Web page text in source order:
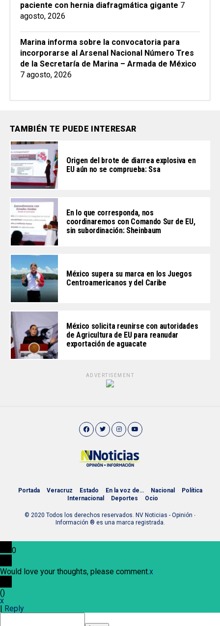
paciente con hernia diafragmática gigante 7
agosto, 2026
Marina informa sobre la convocatoria para
incorporarse al Arsenal Nacional Número Tres
de la Secretaría de Marina – Armada de México
7 agosto, 2026
TAMBIÉN TE PUEDE INTERESAR
Origen del brote de diarrea explosiva en
EU aún no se comprueba: Ssa
En lo que corresponda, nos
coordinaremos con Comando Sur de EU,
sin subordinación: Sheinbaum
México supera su marca en los Juegos
Centroamericanos y del Caribe
México solicita reunirse con autoridades
de Agricultura de EU para reanudar
exportación de aguacate
ADVERTISEMENT
Portada Veracruz Estado En la voz de… Nacional
Política
Internacional
Deportes Ocio
© 2020 Todos los derechos reservados. NV Noticias - Opinión ∙
Información ® es una marca registrada.
0
Would love your thoughts, please comment.x
()
x
Reply